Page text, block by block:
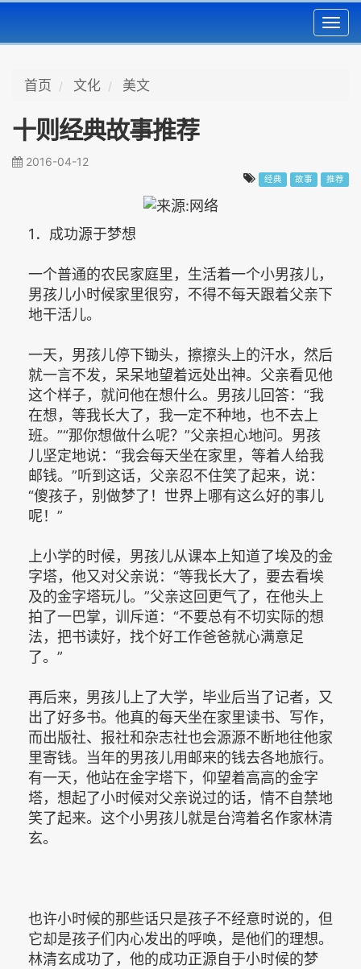
首页 文化 美文
十则经典故事推荐
2016-04-12
经典 故事 推荐
1．成功源于梦想
一个普通的农民家庭里，生活着一个小男孩儿，
男孩儿小时候家里很穷，不得不每天跟着父亲下
地干活儿。
一天，男孩儿停下锄头，擦擦头上的汗水，然后
就一言不发，呆呆地望着远处出神。父亲看见他
这个样子，就问他在想什么。男孩儿回答：“我
在想，等我长大了，我一定不种地，也不去上
班。”“那你想做什么呢？”父亲担心地问。男孩
儿坚定地说：“我会每天坐在家里，等着人给我
邮钱。”听到这话，父亲忍不住笑了起来，说：
“傻孩子，别做梦了！世界上哪有这么好的事儿
呢！”
上小学的时候，男孩儿从课本上知道了埃及的金
字塔，他又对父亲说：“等我长大了，要去看埃
及的金字塔玩儿。”父亲这回更气了，在他头上
拍了一巴掌，训斥道：“不要总有不切实际的想
法，把书读好，找个好工作爸爸就心满意足
了。”
再后来，男孩儿上了大学，毕业后当了记者，又
出了好多书。他真的每天坐在家里读书、写作，
而出版社、报社和杂志社也会源源不断地往他家
里寄钱。当年的男孩儿用邮来的钱去各地旅行。
有一天，他站在金字塔下，仰望着高高的金字
塔，想起了小时候对父亲说过的话，情不自禁地
笑了起来。这个小男孩儿就是台湾着名作家林清
玄。
也许小时候的那些话只是孩子不经意时说的，但
它却是孩子们内心发出的呼唤，是他们的理想。
林清玄成功了，他的成功正源自于小时候的梦